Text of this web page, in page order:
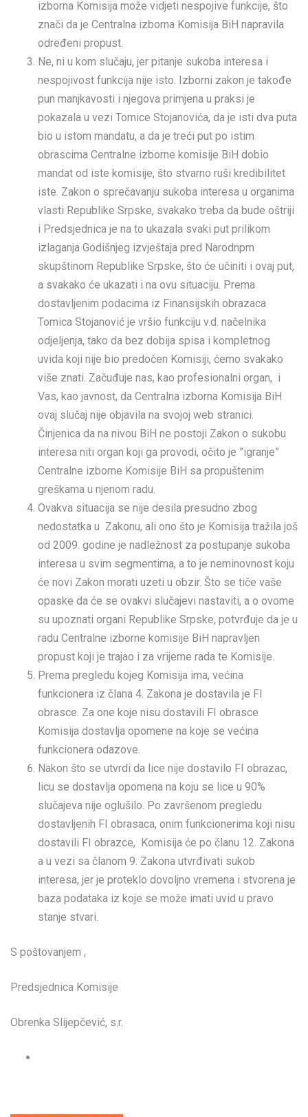
izborna Komisija može vidjeti nespojive funkcije, što
znači da je Centralna izborna Komisija BiH napravila
određeni propust.
Ne, ni u kom slučaju, jer pitanje sukoba interesa i
nespojivost funkcija nije isto. Izborni zakon je takođe
pun manjkavosti i njegova primjena u praksi je
pokazala u vezi Tomice Stojanovića, da je isti dva puta
bio u istom mandatu, a da je treći put po istim
obrascima Centralne izborne komisije BiH dobio
mandat od iste komisije, što stvarno ruši kredibilitet
iste. Zakon o sprečavanju sukoba interesa u organima
vlasti Republike Srpske, svakako treba da bude oštriji
i Predsjednica je na to ukazala svaki put prilikom
izlaganja Godišnjeg izvještaja pred Narodnpm
skupštinom Republike Srpske, što će učiniti i ovaj put,
a svakako će ukazati i na ovu situaciju. Prema
dostavljenim podacima iz Finansijskih obrazaca
Tomica Stojanović je vršio funkciju v.d. načelnika
odjeljenja, tako da bez dobija spisa i kompletnog
uvida koji nije bio predočen Komisiji, ćemo svakako
više znati. Začuđuje nas, kao profesionalni organ, i
Vas, kao javnost, da Centralna izborna Komisija BiH
ovaj slučaj nije objavila na svojoj web stranici.
Činjenica da na nivou BiH ne postoji Zakon o sukobu
interesa niti organ koji ga provodi, očito je ”igranje”
Centralne izborne Komisije BiH sa propuštenim
greškama u njenom radu.
Ovakva situacija se nije desila presudno zbog
nedostatka u Zakonu, ali ono što je Komisija tražila još
od 2009. godine je nadležnost za postupanje sukoba
interesa u svim segmentima, a to je neminovnost koju
će novi Zakon morati uzeti u obzir. Što se tiče vaše
opaske da će se ovakvi slučajevi nastaviti, a o ovome
su upoznati organi Republike Srpske, potvrđuje da je u
radu Centralne izborne komisije BiH napravljen
propust koji je trajao i za vrijeme rada te Komisije.
Prema pregledu kojeg Komisija ima, većina
funkcionera iz člana 4. Zakona je dostavila je FI
obrasce. Za one koje nisu dostavili FI obrasce
Komisija dostavlja opomene na koje se većina
funkcionera odazove.
Nakon što se utvrdi da lice nije dostavilo FI obrazac,
licu se dostavlja opomena na koju se lice u 90%
slučajeva nije oglušilo. Po završenom pregledu
dostavljenih FI obrasaca, onim funkcionerima koji nisu
dostavili FI obrazce, Komisija će po članu 12. Zakona
a u vezi sa članom 9. Zakona utvrđivati sukob
interesa, jer je proteklo dovoljno vremena i stvorena je
baza podataka iz koje se može imati uvid u pravo
stanje stvari.
S poštovanjem ,
Predsjednica Komisije
Obrenka Slijepčević, s.r.